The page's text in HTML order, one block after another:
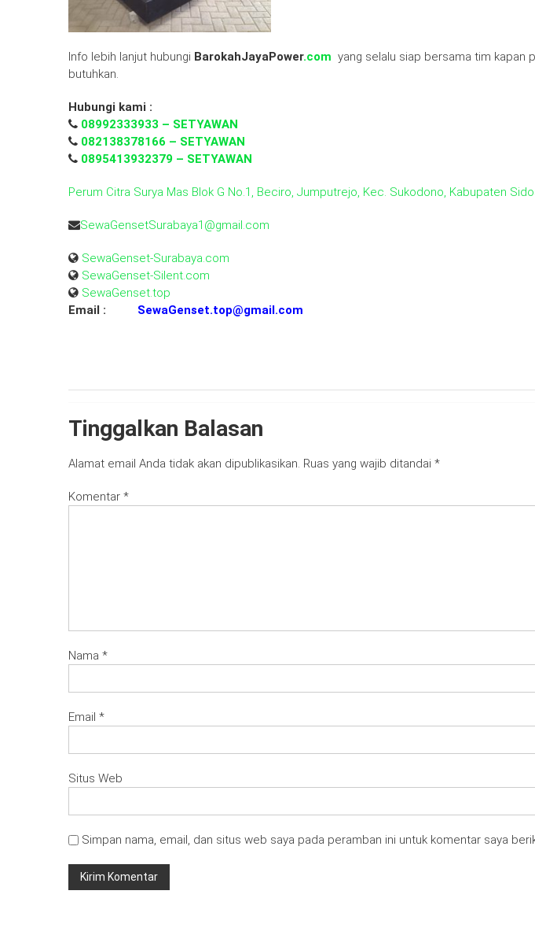
Info lebih lanjut hubungi BarokahJayaPower.com yang selalu siap bersama tim kapan
butuhkan.
Hubungi kami :
08992333933 – SETYAWAN
082138378166 – SETYAWAN
0895413932379 – SETYAWAN
Perum Citra Surya Mas Blok G No.1, Beciro, Jumputrejo, Kec. Sukodono, Kabupaten
SewaGensetSurabaya1@gmail.com
SewaGenset-Surabaya.com
SewaGenset-Silent.com
SewaGenset.top
Email : SewaGenset.top@gmail.com
Tinggalkan Balasan
Alamat email Anda tidak akan dipublikasikan. Ruas yang wajib ditandai *
Komentar *
Nama *
Email *
Situs Web
Simpan nama, email, dan situs web saya pada peramban ini untuk komentar saya